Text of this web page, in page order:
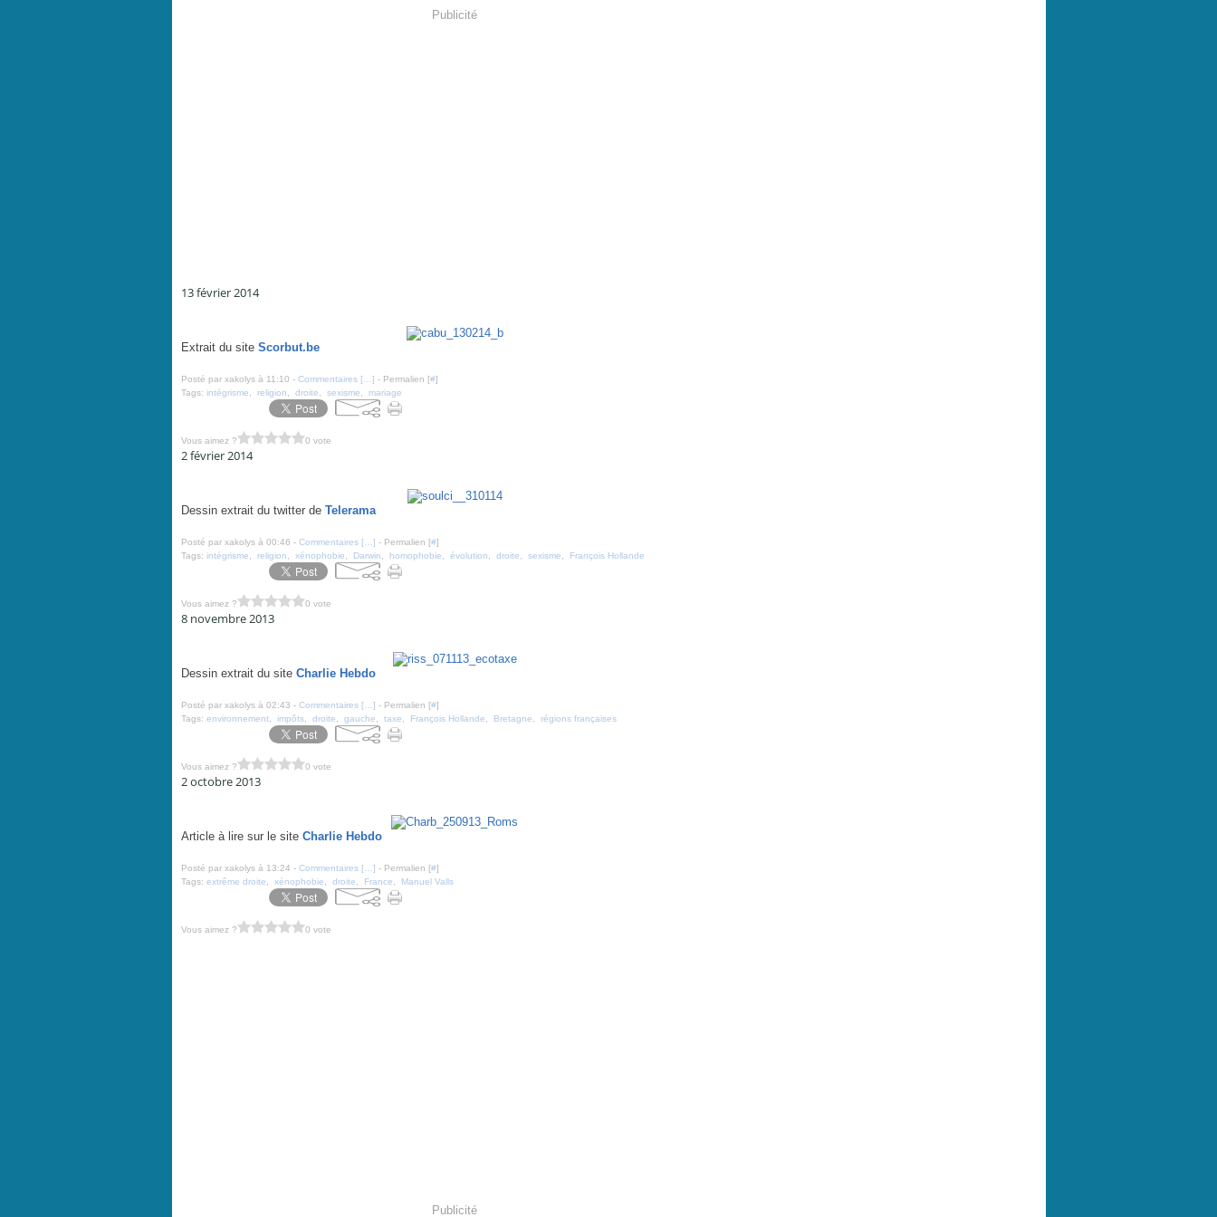
Publicité
13 février 2014
Extrait du site Scorbut.be
Posté par xakolys à 11:10 - Commentaires [… ] - Permalien [#]
Tags: intégrisme religion droite sexisme mariage
Vous aimez ? 0 vote
2 février 2014
Dessin extrait du twitter de Telerama
Posté par xakolys à 00:46 - Commentaires [… ] - Permalien [#]
Tags: intégrisme religion xénophobie Darwin homophobie évolution droite sexisme François Hollande
Vous aimez ? 0 vote
8 novembre 2013
Dessin extrait du site Charlie Hebdo
Posté par xakolys à 02:43 - Commentaires [… ] - Permalien [#]
Tags: environnement, impôts, droite gauche taxe François Hollande Bretagne régions françaises
Vous aimez ? 0 vote
2 octobre 2013
Article à lire sur le site Charlie Hebdo
Posté par xakolys à 13:24 - Commentaires [… ] - Permalien [#]
Tags: extrême droite xénophobie droite France Manuel Valls
Vous aimez ? 0 vote
Publicité